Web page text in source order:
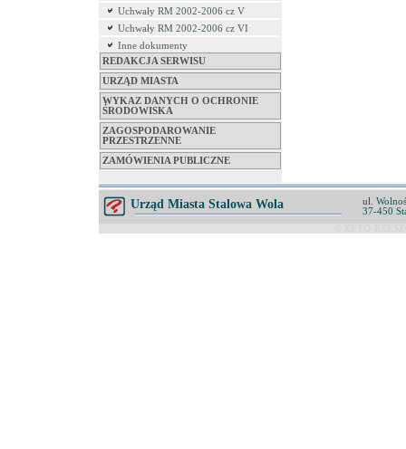
Uchwały RM 2002-2006 cz V
Uchwały RM 2002-2006 cz VI
Inne dokumenty
REDAKCJA SERWISU
URZĄD MIASTA
WYKAZ DANYCH O OCHRONIE
ŚRODOWISKA
ZAGOSPODAROWANIE
PRZESTRZENNE
ZAMÓWIENIA PUBLICZNE
Urząd Miasta Stalowa Wola
ul.
37-450